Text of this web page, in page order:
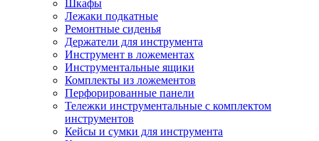
Шкафы
Лежаки подкатные
Ремонтные сиденья
Держатели для инструмента
Инструмент в ложементах
Инструментальные ящики
Комплекты из ложементов
Перфорированные панели
Тележки инструментальные с комплектом
инструментов
Кейсы и сумки для инструмента